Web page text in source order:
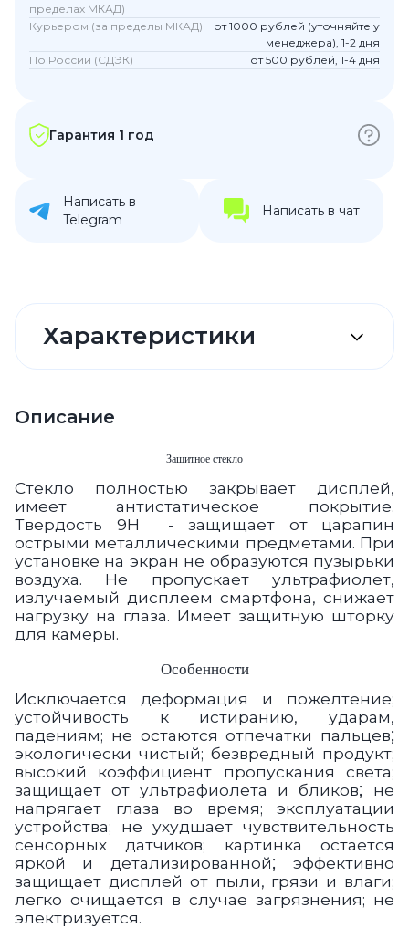
пределах МКАД)
Курьером (за пределы МКАД)
от 1000 рублей (уточняйте у
менеджера), 1-2 дня
По России (СДЭК)
от 500 рублей, 1-4 дня
Гарантия 1 год
Написать в
Telegram
Написать в чат
Характеристики
Описание
Защитное стекло
Стекло полностью закрывает дисплей,
имеет антистатическое покрытие.
Твердость 9Н - защищает от царапин
острыми металлическими предметами. При
установке на экран не образуются пузырьки
воздуха. Не пропускает ультрафиолет,
излучаемый дисплеем смартфона, снижает
нагрузку на глаза. Имеет защитную шторку
для камеры.
Особенности
Исключается деформация и пожелтение;
устойчивость к истиранию, ударам,
падениям; не остаются отпечатки пальцев;
экологически чистый; безвредный продукт;
высокий коэффициент пропускания света;
защищает от ультрафиолета и бликов; не
напрягает глаза во время; эксплуатации
устройства; не ухудшает чувствительность
сенсорных датчиков; картинка остается
яркой и детализированной;эффективно
защищает дисплей от пыли, грязи и влаги;
легко очищается в случае загрязнения; не
электризуется.